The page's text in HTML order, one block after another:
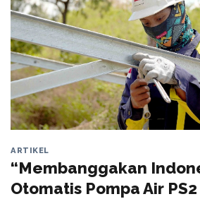
ARTIKEL
“Membanggakan
Otomatis Pompa Air PS2